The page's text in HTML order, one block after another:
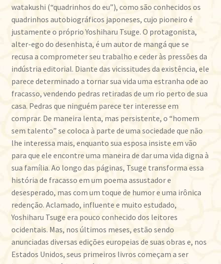
watakushi (“quadrinhos do eu”), como são conhecidos os
quadrinhos autobiográficos japoneses, cujo pioneiro é
justamente o próprio Yoshiharu Tsuge. O protagonista,
alter-ego do desenhista, é um autor de mangá que se
recusa a comprometer seu trabalho e ceder às pressões da
indústria editorial. Diante das vicissitudes da existência, ele
parece determinado a tornar sua vida uma estranha ode ao
fracasso, vendendo pedras retiradas de um rio perto de sua
casa. Pedras que ninguém parece ter interesse em
comprar. De maneira lenta, mas persistente, o “homem
sem talento” se coloca à parte de uma sociedade que não
lhe interessa mais, enquanto sua esposa insiste em vão
para que ele encontre uma maneira de dar uma vida digna à
sua família. Ao longo das páginas, Tsuge transforma essa
história de fracasso em um poema assustador e
desesperado, mas com um toque de humor e uma irônica
redenção. Aclamado, influente e muito estudado,
Yoshiharu Tsuge era pouco conhecido dos leitores
ocidentais. Mas, nos últimos meses, estão sendo
anunciadas diversas edições europeias de suas obras e, nos
Estados Unidos, seus primeiros livros começam a ser